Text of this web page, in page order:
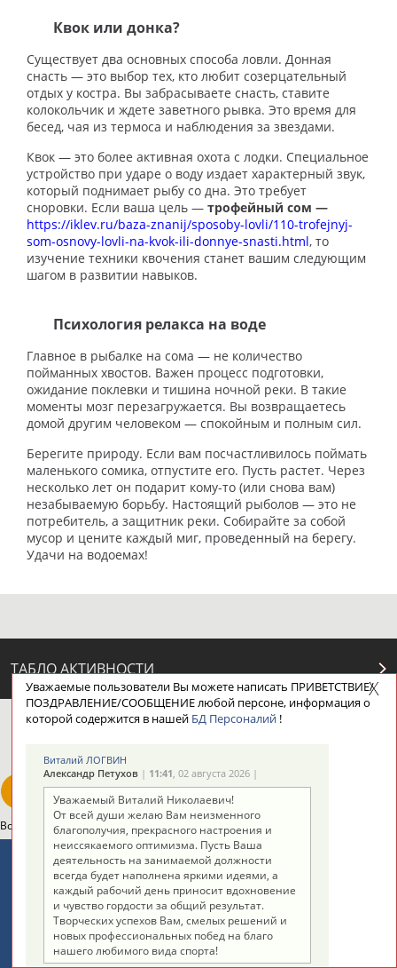
Квок или донка?
Существует два основных способа ловли. Донная
снасть — это выбор тех, кто любит созерцательный
отдых у костра. Вы забрасываете снасть, ставите
колокольчик и ждете заветного рывка. Это время для
бесед, чая из термоса и наблюдения за звездами.
Квок — это более активная охота с лодки. Специальное
устройство при ударе о воду издает характерный звук,
который поднимает рыбу со дна. Это требует
сноровки. Если ваша цель — трофейный сом —
https://iklev.ru/baza-znanij/sposoby-lovli/110-trofejnyj-
som-osnovy-lovli-na-kvok-ili-donnye-snasti.html, то
изучение техники квочения станет вашим следующим
шагом в развитии навыков.
Психология релакса на воде
Главное в рыбалке на сома — не количество
пойманных хвостов. Важен процесс подготовки,
ожидание поклевки и тишина ночной реки. В такие
моменты мозг перезагружается. Вы возвращаетесь
домой другим человеком — спокойным и полным сил.
Берегите природу. Если вам посчастливилось поймать
маленького сомика, отпустите его. Пусть растет. Через
несколько лет он подарит кому-то (или снова вам)
незабываемую борьбу. Настоящий рыболов — это не
потребитель, а защитник реки. Собирайте за собой
мусор и цените каждый миг, проведенный на берегу.
Удачи на водоемах!
ТАБЛО АКТИВНОСТИ
ЦЕЛИ ПРОЕКТА НАШИ КНОПКИ
Вопросы сотрудничества и совместной деятельности
Стадион, 1998-2026
Разработка и поддержка ООО НАИТ «Стадион»
Адресов в новостной рассылке: 996
Подпишись
Уважаемые пользователи Вы можете написать ПРИВЕТСТВИЕ/
ПОЗДРАВЛЕНИЕ/СООБЩЕНИЕ любой персоне, информация о
которой содержится в нашей БД Персоналий!
Виталий ЛОГВИН
Александр Петухов| 11:41, 02 августа 2026 |
Уважаемый Виталий Николаевич!
От всей души желаю Вам неизменного
благополучия, прекрасного настроения и
неиссякаемого оптимизма. Пусть Ваша
деятельность на занимаемой должности
всегда будет наполнена яркими идеями, а
каждый рабочий день приносит вдохновение
и чувство гордости за общий результат.
Творческих успехов Вам, смелых решений и
новых профессиональных побед на благо
нашего любимого вида спорта!